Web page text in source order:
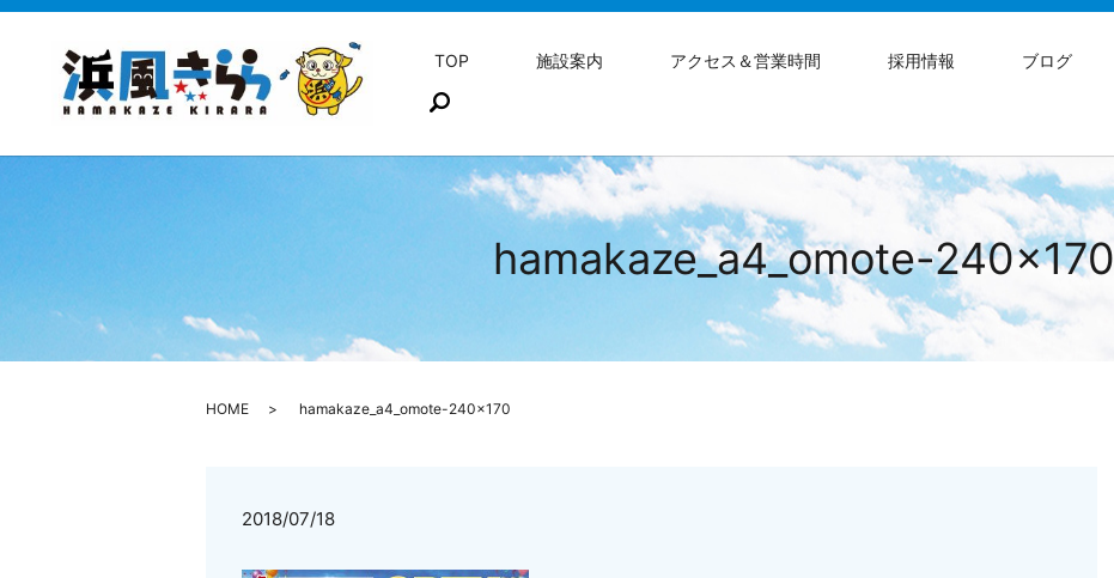
TOP 施設案内 アクセス＆営業時間 採用情報 ブログ
hamakaze_a4_omote-240×170
HOME hamakaze_a4_omote-240×170
2018/07/18